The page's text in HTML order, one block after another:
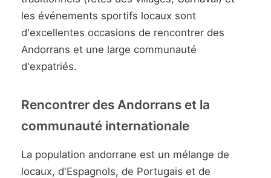
les événements sportifs locaux sont
d'excellentes occasions de rencontrer des
Andorrans et une large communauté
d'expatriés.
Rencontrer des Andorrans et la
communauté internationale
La population andorrane est un mélange de
locaux, d'Espagnols, de Portugais et de